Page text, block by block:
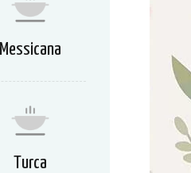
Messicana
Turca